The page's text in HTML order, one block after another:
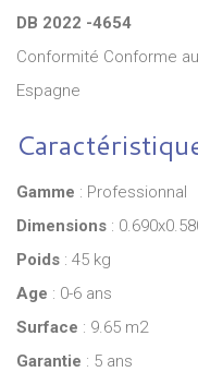
DB 2022 -4654
Conformité Conforme
Espagne
Gamme : Professionnal
Dimensions :
Poids : 45 kg
Age : 0-6 ans
Surface : 9.65 m2
Garantie : 5 ans